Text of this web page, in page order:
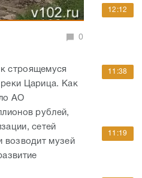
0
строящемуся
Царица. Как
АО
рублей,
сетей
возводит музей
12:12
11:38
11:19